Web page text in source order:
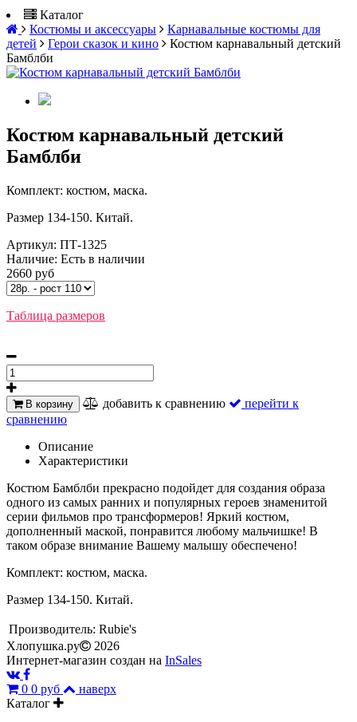
Каталог
Костюмы и аксессуары
Карнавальные костюмы для
детей
Герои сказок и кино
Костюм карнавальный детский
Бамблби
Костюм карнавальный детский
Бамблби
Комплект: костюм, маска.
Размер 134-150. Китай.
Артикул: ПТ-1325
Наличие: Есть в наличии
2660 руб
Таблица размеров
В корзину добавить к сравнению
перейти к
сравнению
Описание
Характеристики
Костюм Бамблби прекрасно подойдет для создания образа
одного из самых ранних и популярных героев знаменитой
серии фильмов про трансформеров! Яркий костюм,
дополненный маской, понравится любому мальчишке! В
таком образе внимание Вашему малышу обеспечено!
Комплект: костюм, маска.
Размер 134-150. Китай.
Производитель: Rubie's
Хлопушка.ру
2026
Интернет-магазин создан на InSales
0 0 руб
наверх
Каталог